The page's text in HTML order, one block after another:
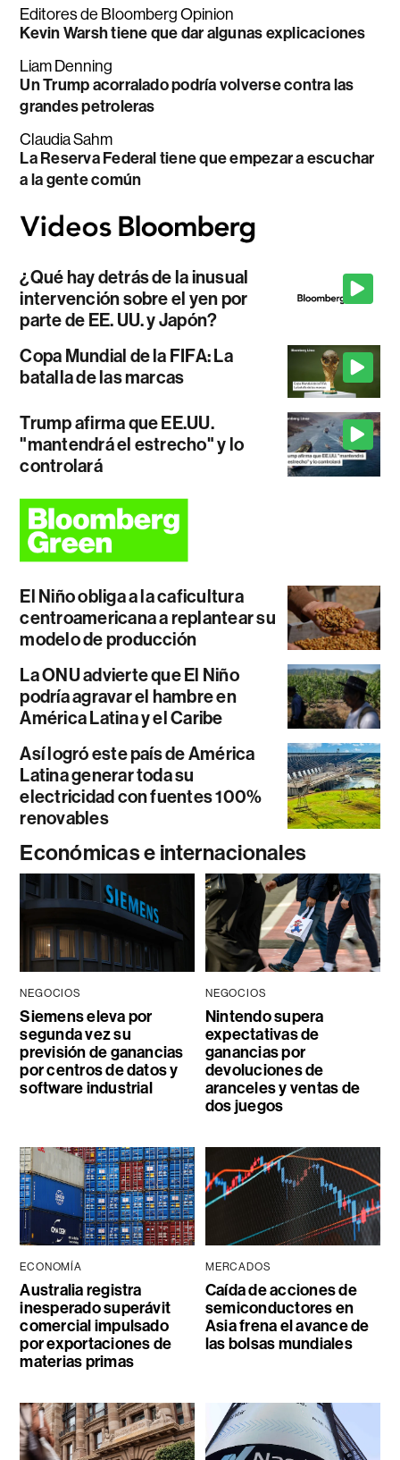
Editores de Bloomberg Opinion
Kevin Warsh tiene que dar algunas explicaciones
Liam Denning
Un Trump acorralado podría volverse contra las
grandes petroleras
Claudia Sahm
La Reserva Federal tiene que empezar a escuchar
a la gente común
¿Qué hay detrás de la inusual
intervención sobre el yen por
parte de EE. UU. y Japón?
Copa Mundial de la FIFA: La
batalla de las marcas
Trump afirma que EE.UU.
"mantendrá el estrecho" y lo
controlará
El Niño obliga a la caficultura
centroamericana a replantear su
modelo de producción
La ONU advierte que El Niño
podría agravar el hambre en
América Latina y el Caribe
Así logró este país de América
Latina generar toda su
electricidad con fuentes 100%
renovables
Económicas e internacionales
NEGOCIOS
Siemens eleva por
segunda vez su
previsión de ganancias
por centros de datos y
software industrial
NEGOCIOS
Nintendo supera
expectativas de
ganancias por
devoluciones de
aranceles y ventas de
dos juegos
ECONOMÍA
Australia registra
inesperado superávit
comercial impulsado
por exportaciones de
materias primas
MERCADOS
Caída de acciones de
semiconductores en
Asia frena el avance de
las bolsas mundiales